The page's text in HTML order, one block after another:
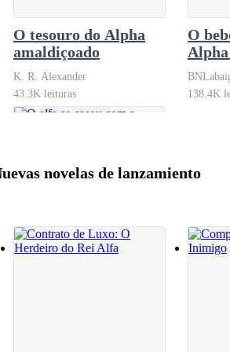
longe, a clareira já era vista, a linha invisível
a única esperança delas.
ele estava atrás, o alfa dos carnifices não as
O tesouro do Alpha
amaldiçoado
K. R. Alexander
43.3K leituras
O
138.4K
novelas de lanzamiento